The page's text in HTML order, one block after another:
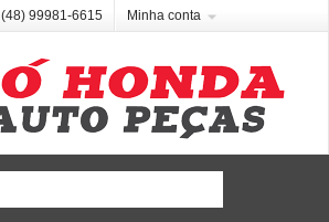
(48) 99981-6615 Minha conta